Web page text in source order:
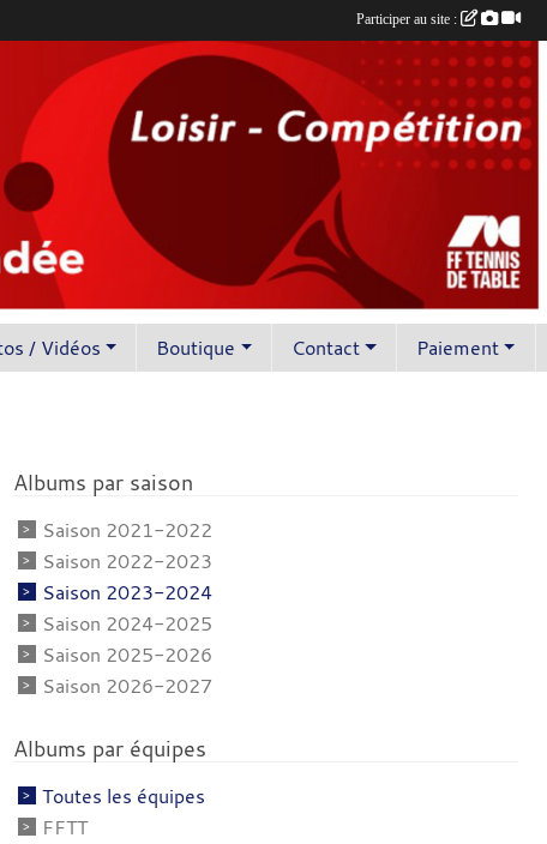
/ Vidéos Boutique Contact Paiement
Albums par saison
Saison 2021-2022
Saison 2022-2023
Saison 2023-2024
Saison 2024-2025
Saison 2025-2026
Saison 2026-2027
Albums par équipes
Toutes les équipes
FFTT
Participer au site :